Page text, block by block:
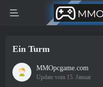
Ein Turm
MMOpcgame.com
Update vom 15. Januar